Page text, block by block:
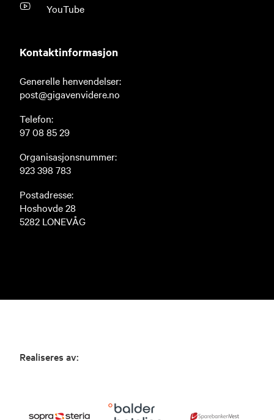
YouTube
Kontaktinformasjon
Generelle henvendelser:
post@gigavenvidere.no
Telefon:
97 08 85 29
Organisasjonsnummer:
923 398 783
Postadresse:
Hoshovde 28
5282 LONEVÅG
Realiseres av: